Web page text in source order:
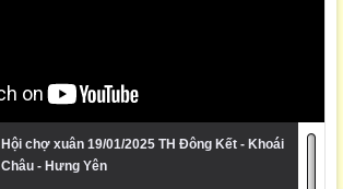
Hội chợ xuân 19/01/2025 TH Đông Kết - Khoái
Châu - Hưng Yên